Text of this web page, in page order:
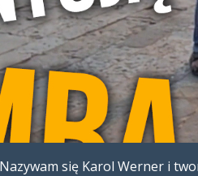
Nazywam się Karol Werner i